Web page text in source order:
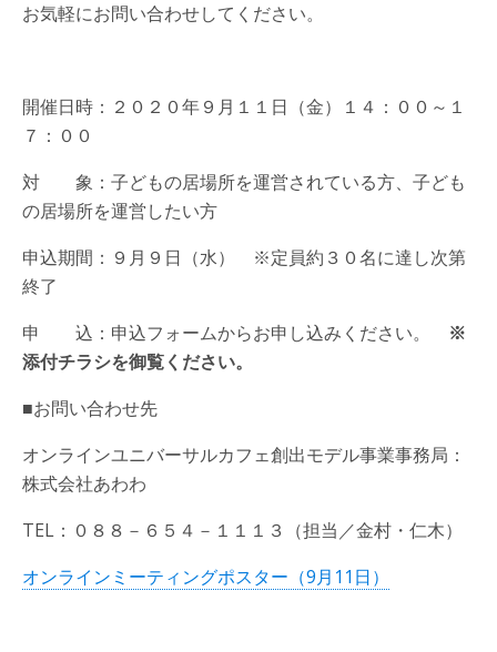
お気軽にお問い合わせしてください。
開催日時：２０２０年９月１１日（金）１４：００～１
７：００
対 象：子どもの居場所を運営されている方、子ども
の居場所を運営したい方
申込期間：９月９日（水） ※定員約３０名に達し次第
終了
申 込：申込フォームからお申し込みください。 ※
添付チラシを御覧ください。
■お問い合わせ先
オンラインユニバーサルカフェ創出モデル事業事務局：
株式会社あわわ
TEL：０８８－６５４－１１１３（担当／金村・仁木）
オンラインミーティングポスター（9月11日）